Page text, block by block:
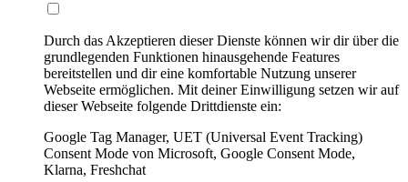
Durch das Akzeptieren dieser Dienste können wir dir über die
grundlegenden Funktionen hinausgehende Features
bereitstellen und dir eine komfortable Nutzung unserer
Webseite ermöglichen. Mit deiner Einwilligung setzen wir auf
dieser Webseite folgende Drittdienste ein:
Google Tag Manager, UET (Universal Event Tracking)
Consent Mode von Microsoft, Google Consent Mode,
Klarna, Freshchat